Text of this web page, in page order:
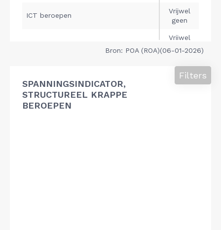
Bron: POA (ROA)(06-01-2026)
SPANNINGSINDICATOR,
STRUCTUREEL KRAPPE
BEROEPEN
Filters